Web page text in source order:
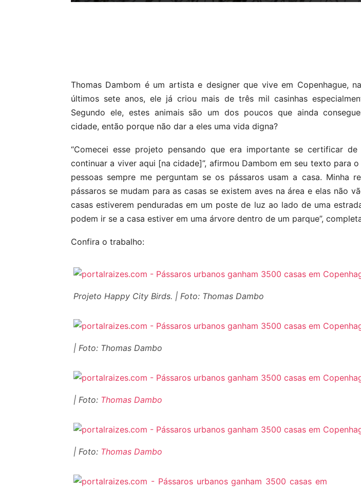
Thomas Dambom é um artista e designer que vive em Copenhague,
últimos sete anos, ele já criou mais de três mil casinhas
Segundo ele, estes animais são um dos poucos que ainda
cidade, então porque não dar a eles uma vida digna?
“Comecei esse projeto pensando que era importante se certificar
continuar a viver aqui [na cidade]”, afirmou Dambom em seu texto para o
pessoas sempre me perguntam se os pássaros usam a casa. Minha
pássaros se mudam para as casas se existem aves na área e elas não
casas estiverem penduradas em um poste de luz ao lado de uma
podem ir se a casa estiver em uma árvore dentro de um parque”,
Confira o trabalho:
Projeto Happy City Birds. | Foto: Thomas Dambo
| Foto: Thomas Dambo
| Foto: Thomas Dambo
| Foto: Thomas Dambo